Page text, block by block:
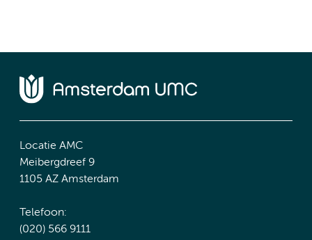
Locatie AMC
Meibergdreef 9
1105 AZ Amsterdam
Telefoon:
(020) 566 9111